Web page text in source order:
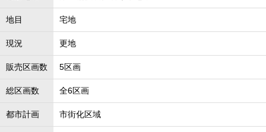
地目 宅地
現況 更地
販売区画数 5区画
総区画数 全6区画
都市計画 市街化区域